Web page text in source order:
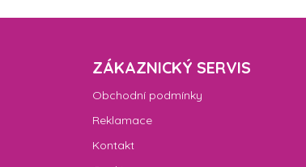
ZÁKAZNICKÝ SERVIS
Obchodní podmínky
Reklamace
Kontakt